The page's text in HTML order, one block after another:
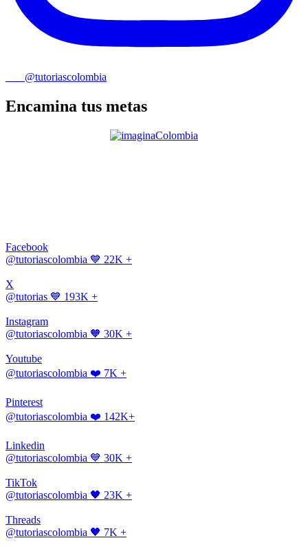
@tutoriascolombia
Encamina tus metas
Facebook
@tutoriascolombia 💙 22K +
X
@tutorias 💙 193K +
Instagram
@tutoriascolombia 🧡 30K +
Youtube
@tutoriascolombia ❤️ 7K +
Pinterest
@tutoriascolombia ❤️ 142K+
Linkedin
@tutoriascolombia 💙 30K +
TikTok
@tutoriascolombia 🖤 23K +
Threads
@tutoriascolombia 🖤 7K +